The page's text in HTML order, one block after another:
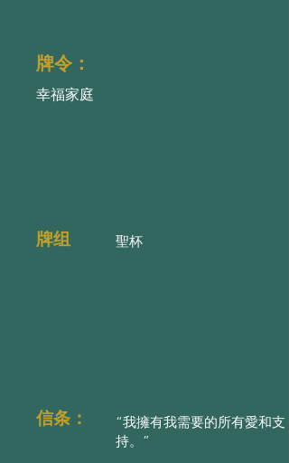
牌令：
幸福家庭
牌组 聖杯
信条：
“我擁有我需要的所有愛和支
持。”